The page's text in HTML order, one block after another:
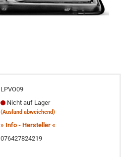
LPVO09
Nicht auf Lager
(Ausland abweichend)
» Info - Hersteller «
076427824219